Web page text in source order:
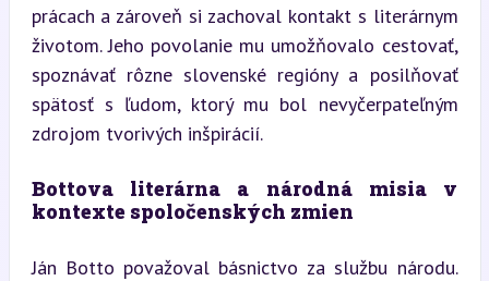
prácach a zároveň si zachoval kontakt s literárnym
životom. Jeho povolanie mu umožňovalo cestovať,
spoznávať rôzne slovenské regióny a posilňovať
spätosť s ľudom, ktorý mu bol nevyčerpateľným
zdrojom tvorivých inšpirácií.
Bottova literárna a národná misia v
kontexte spoločenských zmien
Ján Botto považoval básnictvo za službu národu.